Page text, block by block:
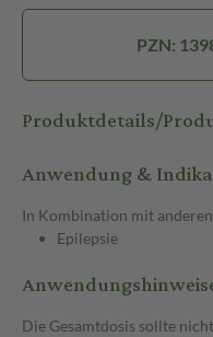
PZN:
Produktdetails/
Anwendung &
In Kombination mit
Epilepsie
Die Gesamtdosis sollte